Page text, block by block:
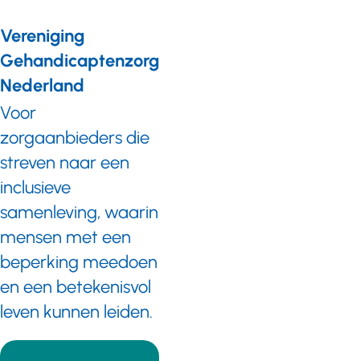
Vereniging
Gehandicaptenzorg
Nederland
Voor
zorgaanbieders die
streven naar een
inclusieve
samenleving, waarin
mensen met een
beperking meedoen
en een betekenisvol
leven kunnen leiden.